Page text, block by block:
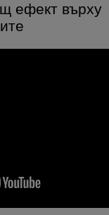
ефект върху